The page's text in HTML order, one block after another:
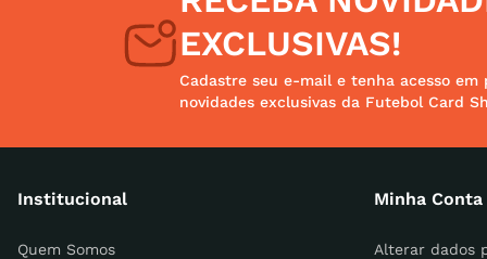
EXCLUSIVAS!
Cadastre seu e-mail e tenha acesso
novidades exclusivas da Futebol Card
Institucional
Quem Somos
Minha Conta
Alterar dados
9º futebol